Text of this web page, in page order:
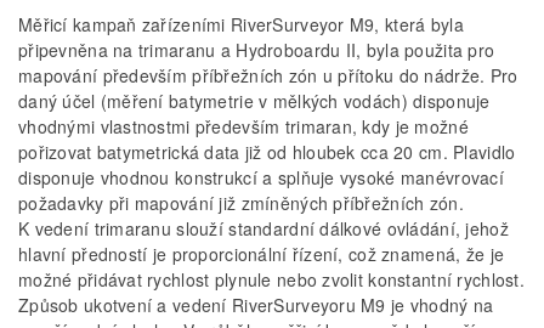
Měřicí kampaň zařízeními RiverSurveyor M9, která byla
připevněna na trimaranu a Hydroboardu II, byla použita pro
mapování především příbřežních zón u přítoku do nádrže. Pro
daný účel (měření batymetrie v mělkých vodách) disponuje
vhodnými vlastnostmi především trimaran, kdy je možné
pořizovat batymetrická data již od hloubek cca 20 cm. Plavidlo
disponuje vhodnou konstrukcí a splňuje vysoké manévrovací
požadavky při mapování již zmíněných příbřežních zón.
K vedení trimaranu slouží standardní dálkové ovládání, jehož
hlavní předností je proporcionální řízení, což znamená, že je
možné přidávat rychlost plynule nebo zvolit konstantní rychlost.
Způsob ukotvení a vedení RiverSurveyoru M9 je vhodný na